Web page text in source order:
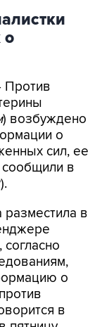
о
Против
) возбуждено
о
сил, ее
сообщили в
в
о
в